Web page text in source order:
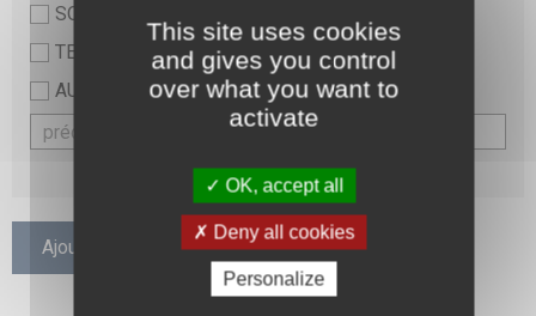
SOINS ET PARAMEDICAL
TECHNIQUE ET LOGISTIQUE
AUTRE
Ajouter un participant
This site uses cookies
and gives you control
over what you want to
activate
OK, accept all
Deny all cookies
Personalize